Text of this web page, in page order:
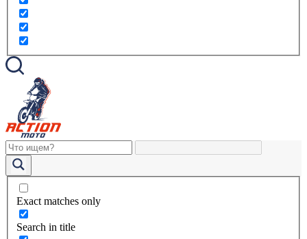
Exact matches only
Search in title